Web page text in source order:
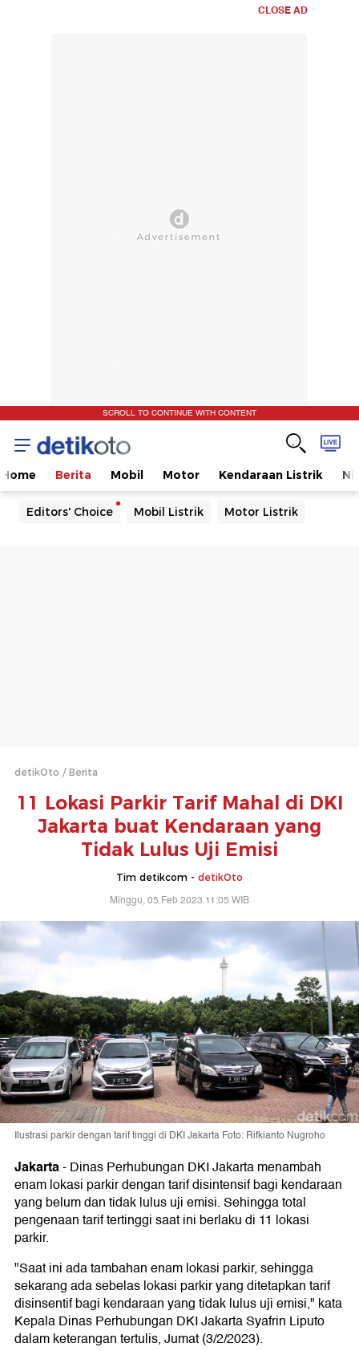
CLOSE AD
SCROLL TO CONTINUE WITH CONTENT
Home Berita Mobil Motor Kendaraan Listrik
Editors' Choice Mobil Listrik Motor Listrik
detikOto Berita
11 Lokasi Parkir Tarif Mahal di DKI
Jakarta buat Kendaraan yang
Tidak Lulus Uji Emisi
Tim detikcom - detikOto
Minggu, 05 Feb 2023 11:05 WIB
Ilustrasi parkir dengan tarif tinggi di DKI Jakarta Foto: Rifkianto Nugroho
Jakarta-Dinas Perhubungan DKI Jakarta menambah
enam lokasi parkir dengan tarif disintensif bagi kendaraan
yang belum dan tidak lulus uji emisi. Sehingga total
pengenaan tarif tertinggi saat ini berlaku di 11 lokasi
parkir.
"Saat ini ada tambahan enam lokasi parkir, sehingga
sekarang ada sebelas lokasi parkir yang ditetapkan tarif
disinsentif bagi kendaraan yang tidak lulus uji emisi," kata
Kepala Dinas Perhubungan DKI Jakarta Syafrin Liputo
dalam keterangan tertulis, Jumat (3/2/2023).